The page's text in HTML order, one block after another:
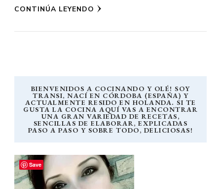
CONTINÚA LEYENDO
BIENVENIDOS A COCINANDO Y OLÉ! SOY
TRANSI, NACÍ EN CÓRDOBA (ESPAÑA) Y
ACTUALMENTE RESIDO EN HOLANDA. SI TE
GUSTA LA COCINA AQUÍ VAS A ENCONTRAR
UNA GRAN VARIEDAD DE RECETAS,
SENCILLAS DE ELABORAR, EXPLICADAS
PASO A PASO Y SOBRE TODO, DELICIOSAS!
Save